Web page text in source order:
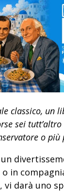
classico, un
sei
o più
in
vi darà uno